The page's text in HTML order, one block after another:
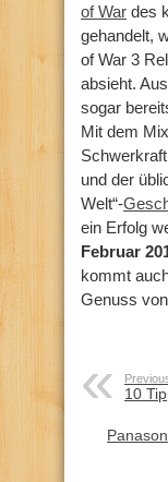
of War des
gehandelt,
of War 3
absieht.
sogar
Mit dem
und der
Welt“-
ein Erfolg
Februar
kommt
Genuss
10